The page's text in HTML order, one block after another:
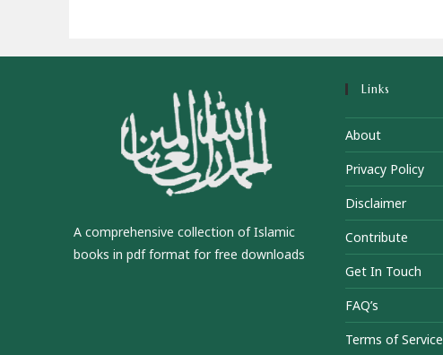
A comprehensive collection of Islamic
books in pdf format for free downloads
Links
About
Privacy Policy
Disclaimer
Contribute
Get In Touch
FAQ’s
Terms of Service